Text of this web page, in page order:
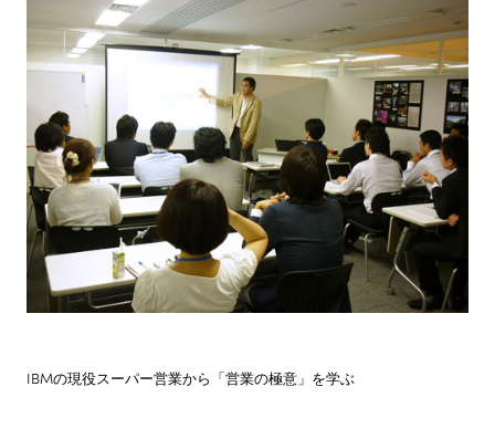
IBMの現役スーパー営業から「営業の極意」を学ぶ